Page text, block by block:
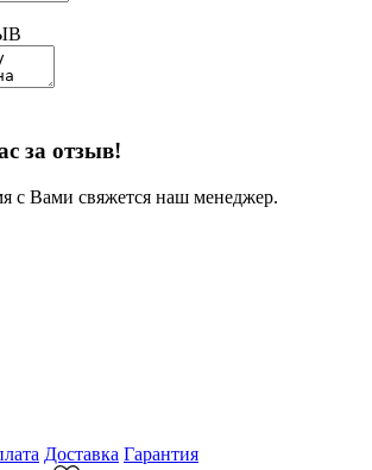
за отзыв!
с Вами свяжется наш менеджер.
Доставка Гарантия